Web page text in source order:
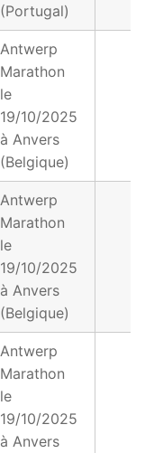
(Portugal)
Antwerp
Marathon
le
19/10/2025
à Anvers
(Belgique)
Antwerp
Marathon
le
19/10/2025
à Anvers
(Belgique)
Antwerp
Marathon
le
19/10/2025
à Anvers